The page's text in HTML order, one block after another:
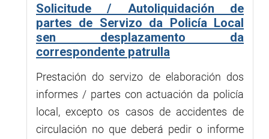
Solicitude / Autoliquidación de
partes de Servizo da Policía Local
sen desplazamento da
correspondente patrulla
Prestación do servizo de elaboración dos
informes / partes con actuación da policía
local, excepto os casos de accidentes de
circulación no que deberá pedir o informe